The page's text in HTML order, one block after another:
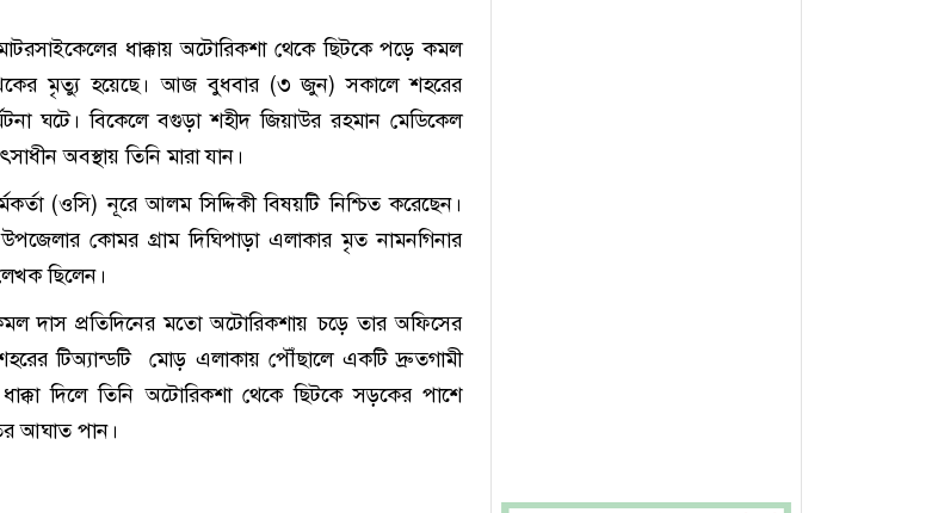
ধাক্কায় অটোরিকশা থেকে ছিটকে পড়ে কমল
মৃত্যু হয়েছে। আজ বুধবার (৩ জুন) সকালে শহরের
ঘটে। বিকেলে বগুড়া শহীদ জিয়াউর রহমান মেডিকেল
অবস্থায় তিনি মারা যান।
(ওসি) নূরে আলম সিদ্দিকী বিষয়টি নিশ্চিত করেছেন।
কোমর গ্রাম দিঘিপাড়া এলাকার মৃত নামনগিনার
ছিলেন।
দাস প্রতিদিনের মতো অটোরিকশায় চড়ে তার অফিসের
টিঅ্যান্ডটি মোড় এলাকায় পৌঁছালে একটি দ্রুতগামী
দিলে তিনি অটোরিকশা থেকে ছিটকে সড়কের পাশে
আঘাত পান।